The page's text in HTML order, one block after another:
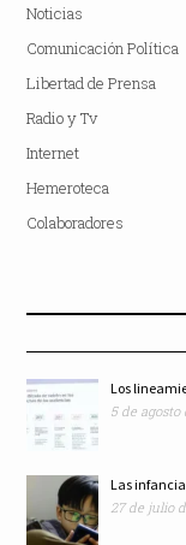
Noticias
Comunicación Política
Libertad de Prensa
Radio y Tv
Internet
Hemeroteca
Colaboradores
Los
5 de agosto
Las
27 de julio